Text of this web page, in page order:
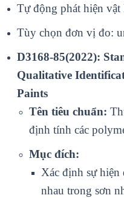
Tự động phát hiện vật
Tùy chọn đơn vị đo:
D3168-85(2022):
Qualitative
Paints
Tên tiêu chuẩn:
định tính các
Mục đích:
Xác định sự hiện
nhau trong sơn